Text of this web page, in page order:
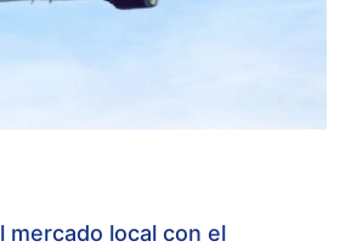
mercado local con el